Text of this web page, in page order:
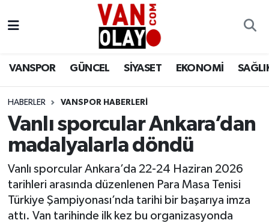
VANSPOR GÜNCEL SİYASET EKONOMİ
HABERLER VANSPOR HABERLERİ
Vanlı sporcular Ankara’dan
madalyalarla döndü
Vanlı sporcular Ankara’da 22-24 Haziran 2026
tarihleri arasında düzenlenen Para Masa Tenisi
Türkiye Şampiyonası’nda tarihi bir başarıya imza
attı. Van tarihinde ilk kez bu organizasyonda
Siyaset
Ekonomi
Sağlık
Eğitim
Van Nöbetçi Eczaneler
Van Namaz Vakitleri
Van Trafik Yoğunluk Haritası
Süper Lig Puan Durumu ve Fikstür
Tüm Manşetler